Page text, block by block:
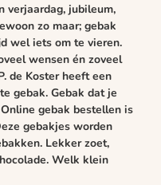
verjaardag, jubileum,
zo maar; gebak
wel iets om te vieren.
wensen én zoveel
de Kosterheeft een
gebak. Gebak dat je
gebak bestellen is
gebakjes worden
Lekker zoet,
Welk klein